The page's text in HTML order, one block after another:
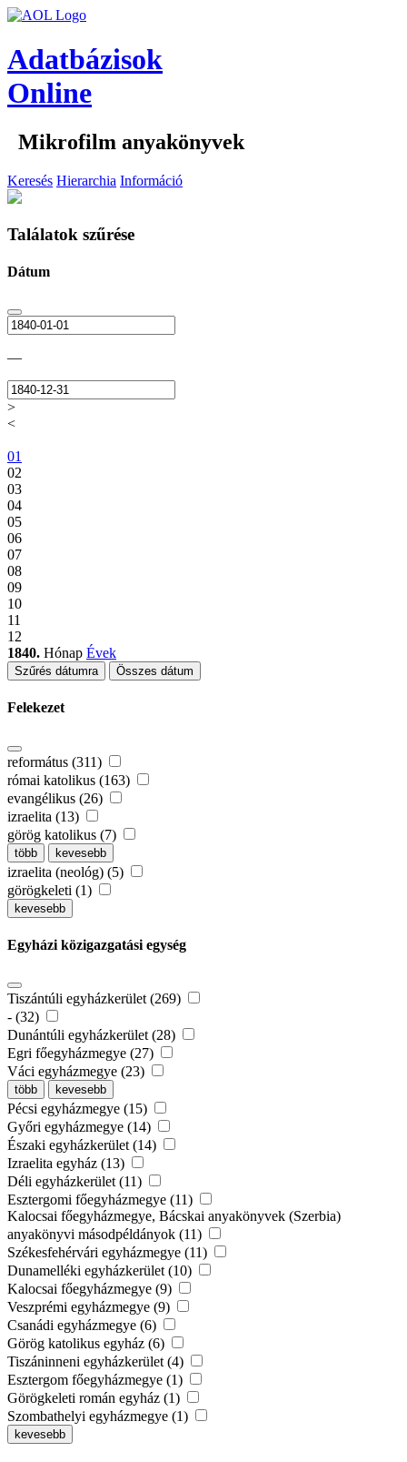
Adatbázisok
Online
Mikrofilm anyakönyvek
Keresés Hierarchia Információ
Találatok szűrése
Dátum
—
>
<
01
02
03
04
05
06
07
08
09
10
11
12
1840. Hónap Évek
Szűrés dátumra Összes dátum
Felekezet
református (311)
római katolikus (163)
evangélikus (26)
izraelita (13)
görög katolikus (7)
több kevesebb
izraelita (neológ) (5)
görögkeleti (1)
kevesebb
Egyházi közigazgatási egység
Tiszántúli egyházkerület (269)
- (32)
Dunántúli egyházkerület (28)
Egri főegyházmegye (27)
Váci egyházmegye (23)
több kevesebb
Pécsi egyházmegye (15)
Győri egyházmegye (14)
Északi egyházkerület (14)
Izraelita egyház (13)
Déli egyházkerület (11)
Esztergomi főegyházmegye (11)
Kalocsai főegyházmegye, Bácskai anyakönyvek (Szerbia)
anyakönyvi másodpéldányok (11)
Székesfehérvári egyházmegye (11)
Dunamelléki egyházkerület (10)
Kalocsai főegyházmegye (9)
Veszprémi egyházmegye (9)
Csanádi egyházmegye (6)
Görög katolikus egyház (6)
Tiszáninneni egyházkerület (4)
Esztergom főegyházmegye (1)
Görögkeleti román egyház (1)
Szombathelyi egyházmegye (1)
kevesebb